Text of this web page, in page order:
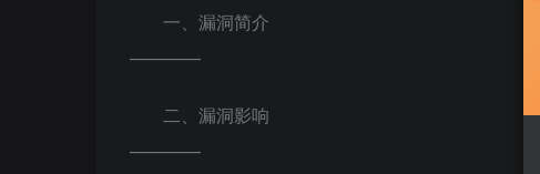
一、漏洞简介
————
二、漏洞影响
————